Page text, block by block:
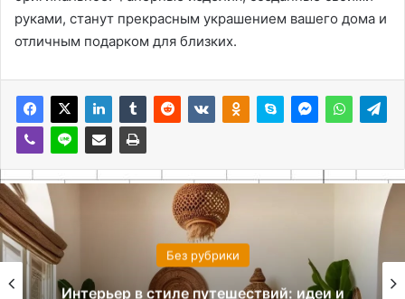
руками, станут прекрасным украшением вашего дома и
отличным подарком для близких.
Без рубрики
Комната на двоих: как организовать